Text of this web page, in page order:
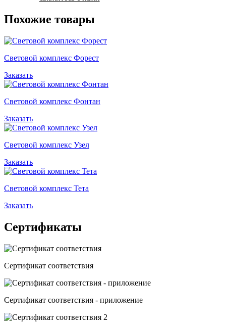
Похожие товары
Световой комплекс Форест
Заказать
Световой комплекс Фонтан
Заказать
Световой комплекс Узел
Заказать
Световой комплекс Тета
Заказать
Сертификаты
Сертификат соответствия
Сертификат соответствия - приложение